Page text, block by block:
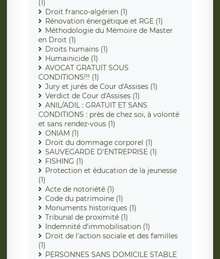
(1)
Droit franco-algérien (1)
Rénovation énergétique et RGE (1)
Méthodologie du Mémoire de Master
en Droit (1)
Droits humains (1)
Humainicide (1)
AVOCAT GRATUIT SOUS
CONDITIONS!!! (1)
Jury et jurés de Cour d'Assises (1)
Verdict de Cour d'Assises (1)
ANIL/ADIL : GRATUIT ET SANS
CONDITIONS : près de chez soi, à volonté
et sans rendez-vous (1)
ONIAM (1)
Droit du dommage corporel (1)
SAUVEGARDE D'ENTREPRISE (1)
FISHING (1)
Protection et éducation de la jeunesse
(1)
Acte de notoriété (1)
Code du patrimoine (1)
Monuments historiques (1)
Tribunal de proximité (1)
Indemnité d'immobilisation (1)
Droit de l'action sociale et des familles
(1)
PERSONNES SANS DOMICILE STABLE